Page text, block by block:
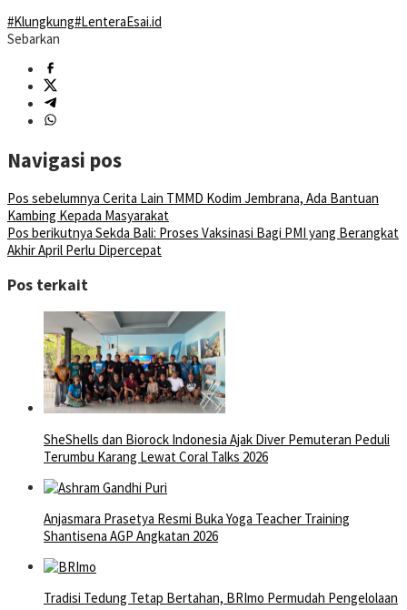
#Klungkung#LenteraEsai.id
Sebarkan
Navigasi pos
Pos sebelumnya Cerita Lain TMMD Kodim Jembrana, Ada Bantuan
Kambing Kepada Masyarakat
Pos berikutnya Sekda Bali: Proses Vaksinasi Bagi PMI yang Berangkat
Akhir April Perlu Dipercepat
Pos terkait
SheShells dan Biorock Indonesia Ajak Diver Pemuteran Peduli
Terumbu Karang Lewat Coral Talks 2026
Anjasmara Prasetya Resmi Buka Yoga Teacher Training
Shantisena AGP Angkatan 2026
Tradisi Tedung Tetap Bertahan, BRImo Permudah Pengelolaan